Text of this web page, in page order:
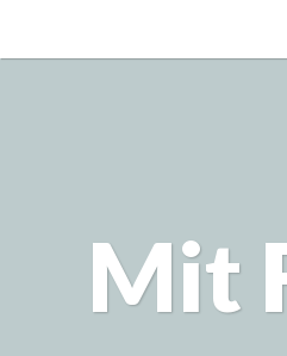
Inhalt
Mit